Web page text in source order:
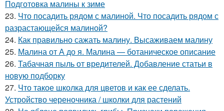
Подготовка малины к зиме
23. Что посадить рядом с малиной. Что посадить рядом с
разрастающейся малиной?
24. Как правильно сажать малину. Высаживаем малину
25. Малина от А до я. Малина — ботаническое описание
26. Табачная пыль от вредителей. Добавление статьи в
новую подборку
27. Что такое школка для цветов и как ее сделать.
Устройство череночника / школки для растений